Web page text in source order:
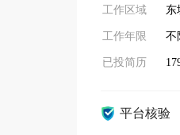
工作区域 东
工作年限 不
已投简历
平台核验